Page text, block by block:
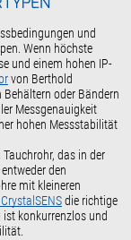
und
Wenn höchste
und einem hohen IP-
von Berthold
oder Bändern
Messgenauigkeit
hohen Messstabilität
das in der
den
mit kleineren
die richtige
konkurrenzlos und